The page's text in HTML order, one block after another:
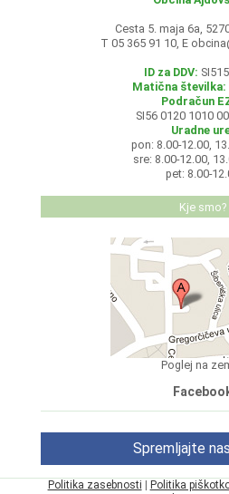
Cesta 5. maja 6a,
T 05 365 91 10, E
ID za DDV:
Matična številka:
Podračun
SI56 0120 1010
Uradne
pon: 8.00-12.00,
sre: 8.00-12.00,
pet: 8.00-
Kje smo?
Poglej na
Spremljajte
Politika zasebnosti Politika